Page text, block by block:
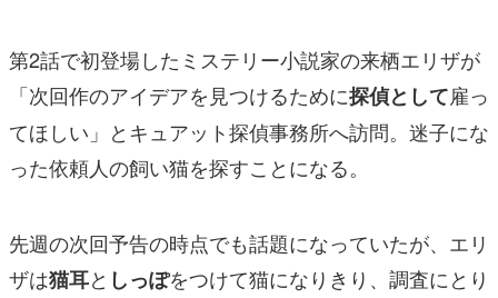
第2話で初登場したミステリー小説家の来栖エリザが
「次回作のアイデアを見つけるために探偵として雇っ
てほしい」とキュアット探偵事務所へ訪問。迷子にな
った依頼人の飼い猫を探すことになる。
先週の次回予告の時点でも話題になっていたが、エリ
ザは猫耳と しっぽをつけて猫になりきり、調査にとり